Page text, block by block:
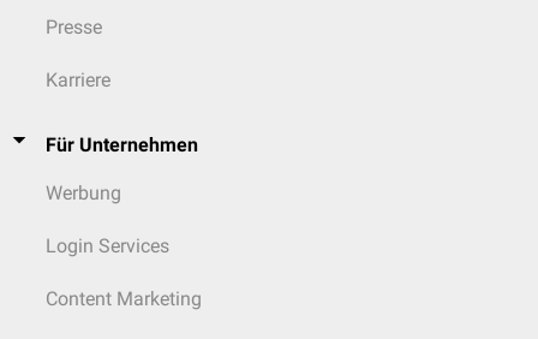
Presse
Karriere
Für Unternehmen
Werbung
Login Services
Content Marketing